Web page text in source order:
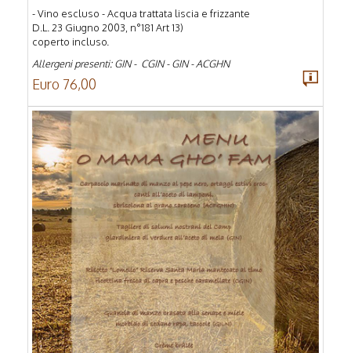
- Vino escluso - Acqua trattata liscia e frizzante
D.L. 23 Giugno 2003, n°181 Art 13)
coperto incluso.
Allergeni presenti: GIN - CGIN - GIN - ACGHN
Euro 76,00